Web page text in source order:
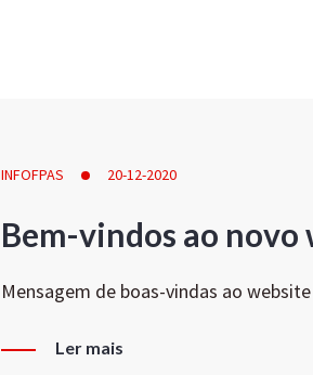
INFOFPAS 20-12-2020
Bem-vindos ao novo
Mensagem de boas-vindas ao website
Ler mais